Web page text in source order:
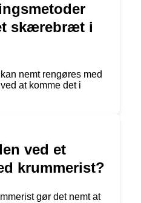
skærebræt i
nemt rengøres med
at komme det i
ved et
krummerist?
gør det nemt at